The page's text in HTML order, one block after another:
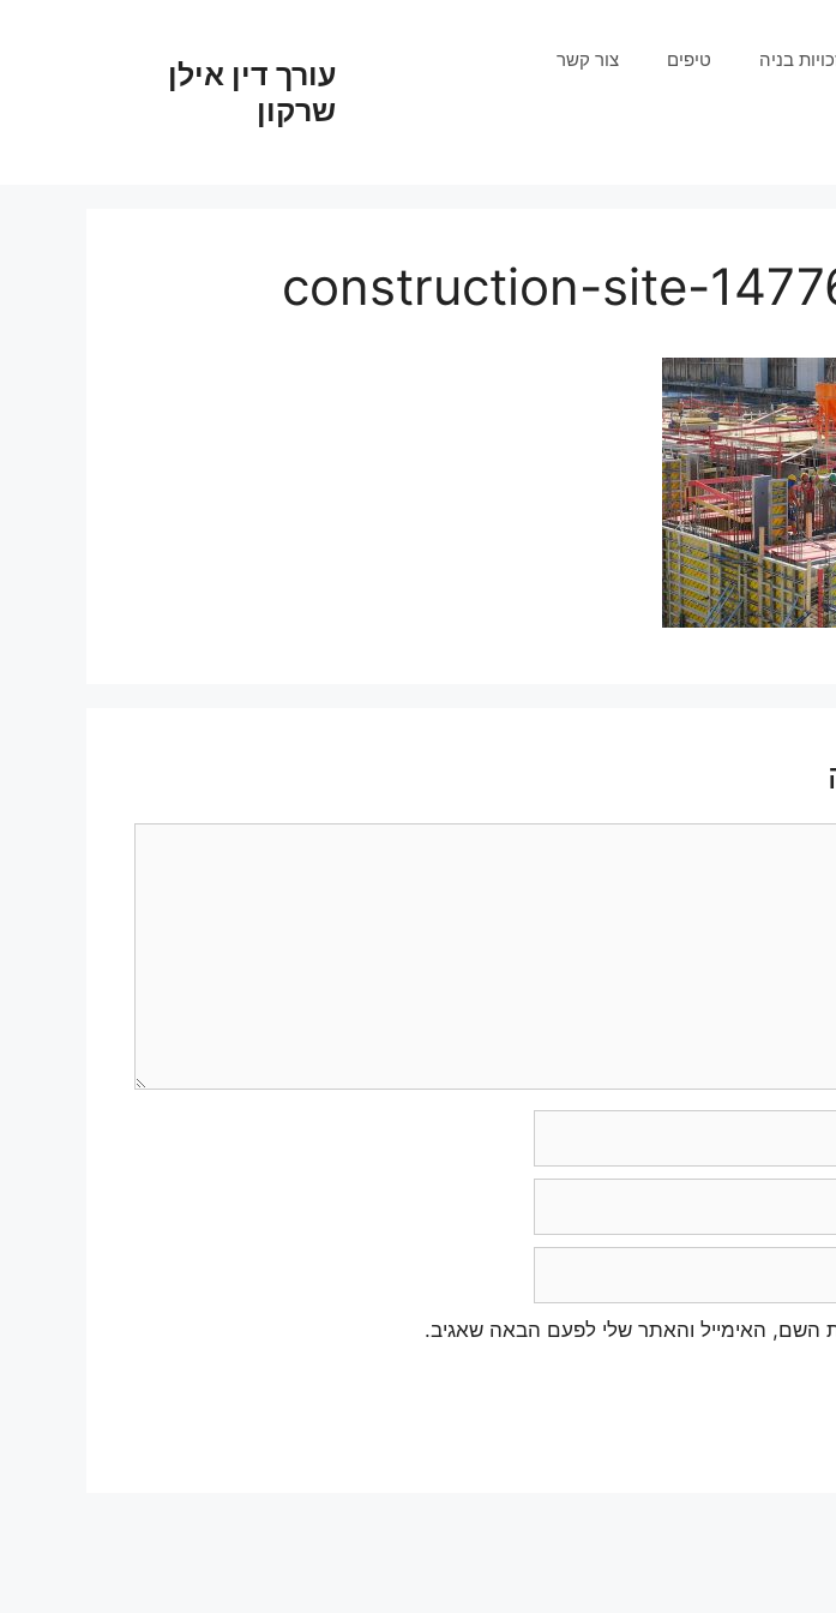
עורך דין אילן
שרקון
בניה טיפים צור קשר
construction-site-
השם, האימייל והאתר שלי לפעם הבאה שאגיב.